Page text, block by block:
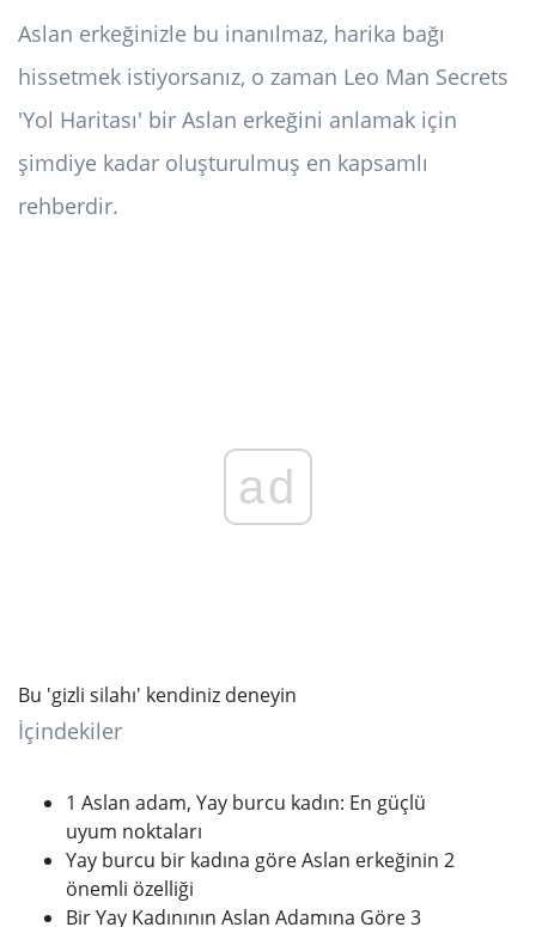
Aslan erkeğinizle bu inanılmaz, harika bağı
hissetmek istiyorsanız, o zaman Leo Man Secrets
'Yol Haritası' bir Aslan erkeğini anlamak için
şimdiye kadar oluşturulmuş en kapsamlı
rehberdir.
ad
Bu 'gizli silahı' kendiniz deneyin
İçindekiler
1 Aslan adam, Yay burcu kadın: En güçlü
uyum noktaları
Yay burcu bir kadına göre Aslan erkeğinin 2
önemli özelliği
Bir Yay Kadınının Aslan Adamına Göre 3